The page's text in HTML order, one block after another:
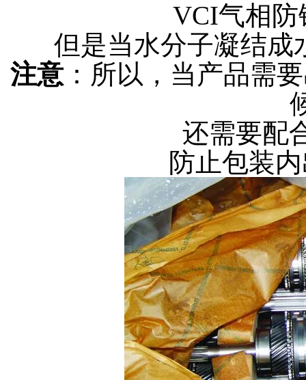
VCI气相防
但是当水分子凝结成
注意：所以，当产品需
还需要配
防止包装